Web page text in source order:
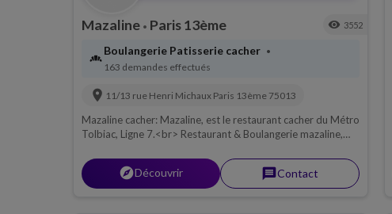
Mazaline • Paris 13ème visibility 3552
bakery_dining
Boulangerie Patisserie cacher •
163 demandes effectués
location_on 11/13 rue Henri Michaux Paris 13ème 75013
Mazaline cacher: Mazaline, est le restaurant cacher du Métro
Tolbiac, Ligne 7.<br> Restaurant & Boulangerie mazaline,
mesure.
explorerDécouvrir messageContact